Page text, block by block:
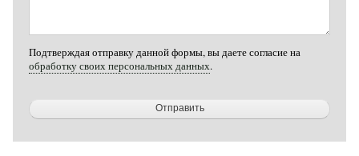
Подтверждая отправку данной формы, вы даете согласие на
обработку своих персональных данных.